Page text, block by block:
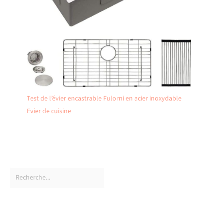
Test de l’évier encastrable Fulorni en acier inoxydable
Evier de cuisine